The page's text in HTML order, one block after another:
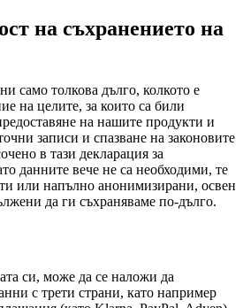
на съхранението на
само толкова дълго, колкото е
на целите, за които са били
на нашите продукти и
записи и спазване на законовите
в тази декларация за
данните вече не са необходими, те
или напълно анонимизирани, освен
да ги съхраняваме по-дълго.
си, може да се наложи да
с трети страни, като например